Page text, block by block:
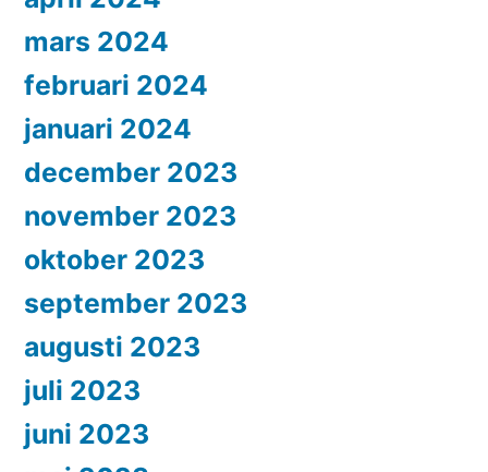
mars 2024
februari 2024
januari 2024
december 2023
november 2023
oktober 2023
september 2023
augusti 2023
juli 2023
juni 2023